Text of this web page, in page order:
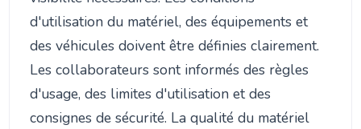
d'utilisation du matériel, des équipements et
des véhicules doivent être définies clairement.
Les collaborateurs sont informés des règles
d'usage, des limites d'utilisation et des
consignes de sécurité. La qualité du matériel